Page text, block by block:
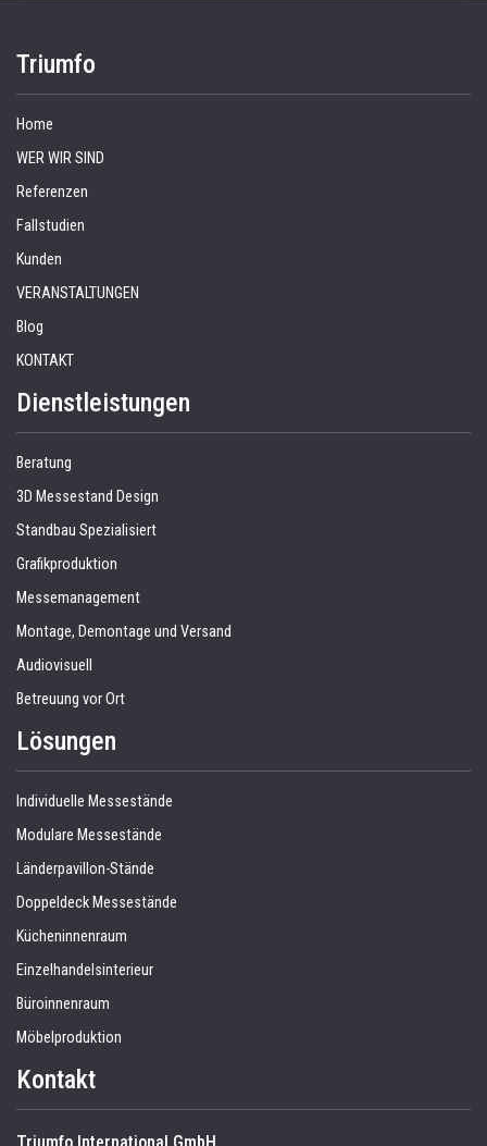
Triumfo
Home
WER WIR SIND
Referenzen
Fallstudien
Kunden
VERANSTALTUNGEN
Blog
KONTAKT
Dienstleistungen
Beratung
3D Messestand Design
Standbau Spezialisiert
Grafikproduktion
Messemanagement
Montage, Demontage und Versand
Audiovisuell
Betreuung vor Ort
Lösungen
Individuelle Messestände
Modulare Messestände
Länderpavillon-Stände
Doppeldeck Messestände
Kücheninnenraum
Einzelhandelsinterieur
Büroinnenraum
Möbelproduktion
Kontakt